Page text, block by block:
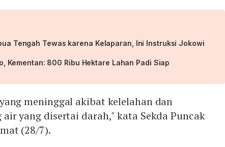
Tengah Tewas karena Kelaparan, Ini Instruksi Jokowi
Kementan: 800 Ribu Hektare Lahan Padi Siap
meninggal akibat kelelahan dan
yang disertai darah," kata Sekda Puncak
(28/7).